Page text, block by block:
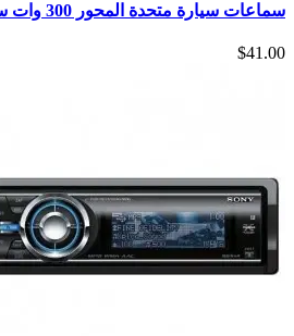
سماعات سيارة متحدة المحور 300 وات سوني فئة XB من سوني
$41.00